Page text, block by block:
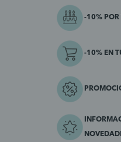
-10% POR
-10% EN